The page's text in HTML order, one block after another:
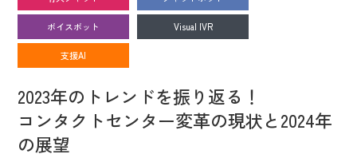
会社案内
採用情報
IR情報
CX向上情報サイト
ボイスボット Visual IVR
支援AI
2023年のトレンドを振り返る！
コンタクトセンター変革の現状と2024年
の展望